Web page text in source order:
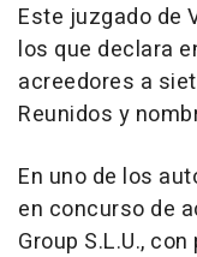
Este juzgado de
los que declara
acreedores a
Reunidos y
En uno de los
en concurso de
Group S.L.U.,